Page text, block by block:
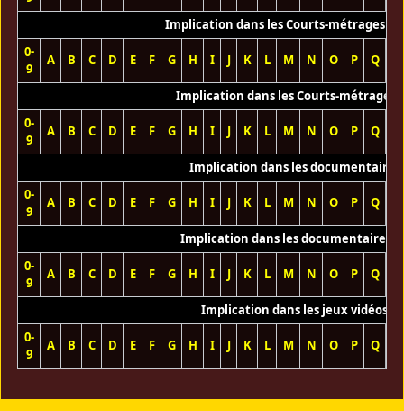
Implication dans les Courts-métrages
0-
9
A B C D E F G H I J K L M N O P Q
Implication dans les Courts-métrages
0-
9
A B C D E F G H I J K L M N O P Q
Implication dans les documentaires
0-
9
A B C D E F G H I J K L M N O P Q
Implication dans les documentaires
0-
9
A B C D E F G H I J K L M N O P Q
Implication dans les jeux vidéos
0-
9
A B C D E F G H I J K L M N O P Q